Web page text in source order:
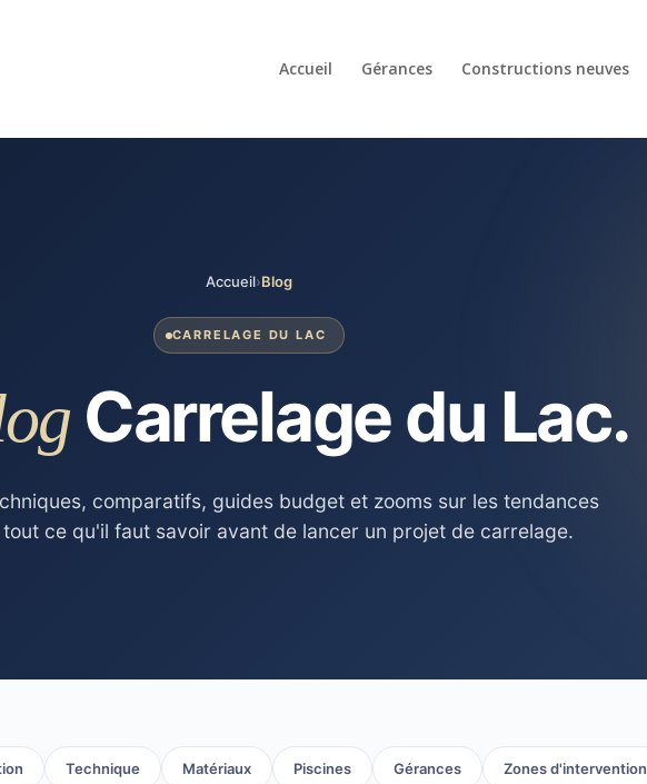
Accueil Gérances Constructions neuves
Accueil›Blog
CARRELAGE DU LAC
Carrelage du Lac.
comparatifs, guides budget et zooms sur les tendances
ce qu'il faut savoir avant de lancer un projet de carrelage.
Technique Matériaux Piscines Gérances Zones d'intervention